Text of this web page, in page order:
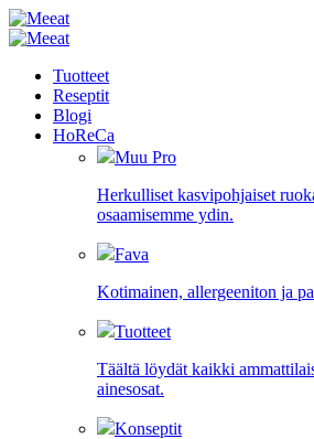
Tuotteet
Reseptit
Blogi
HoReCa
Muu Pro
Herkulliset kasvipohjaiset
osaamisemme ydin.
Fava
Kotimainen, allergeeniton ja
Tuotteet
Täältä löydät kaikki
ainesosat.
Konseptit